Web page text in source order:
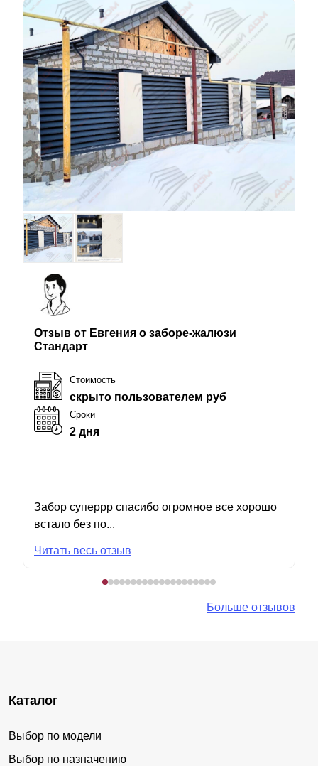
Отзыв от Евгения о заборе-жалюзи
Стандарт
Стоимость
скрыто пользователем руб
Сроки
2 дня
Забор суперрр спасибо огромное все хорошо
встало без по...
Читать весь отзыв
Больше отзывов
Каталог
Выбор по модели
Выбор по назначению